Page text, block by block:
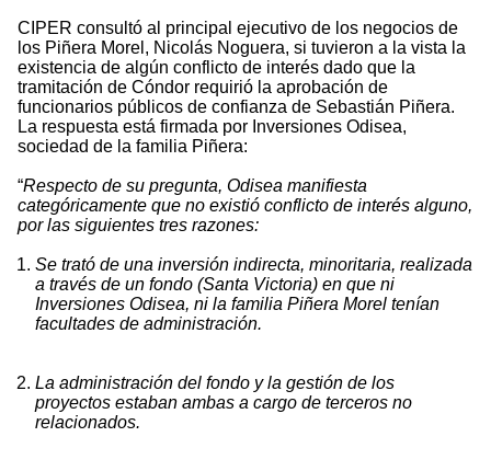
CIPER consultó al principal ejecutivo de los negocios de
los Piñera Morel, Nicolás Noguera, si tuvieron a la vista la
existencia de algún conflicto de interés dado que la
tramitación de Cóndor requirió la aprobación de
funcionarios públicos de confianza de Sebastián Piñera.
La respuesta está firmada por Inversiones Odisea,
sociedad de la familia Piñera:
“Respecto de su pregunta, Odisea manifiesta
categóricamente que no existió conflicto de interés alguno,
por las siguientes tres razones:
Se trató de una inversión indirecta, minoritaria, realizada
a través de un fondo (Santa Victoria) en que ni
Inversiones Odisea, ni la familia Piñera Morel tenían
facultades de administración.
La administración del fondo y la gestión de los
proyectos estaban ambas a cargo de terceros no
relacionados.